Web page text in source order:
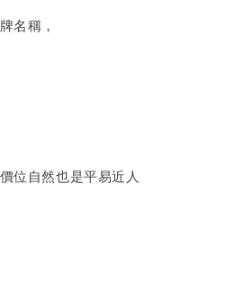
名稱，
位自然也是平易近人